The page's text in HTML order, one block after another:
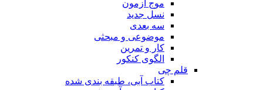
موج آزمون
نسل جدید
سه بعدی
موضوعی و مبحثی
کار و تمرین
الگوی کنکور
قلم چی
کتاب آبی، طبقه بندی شده